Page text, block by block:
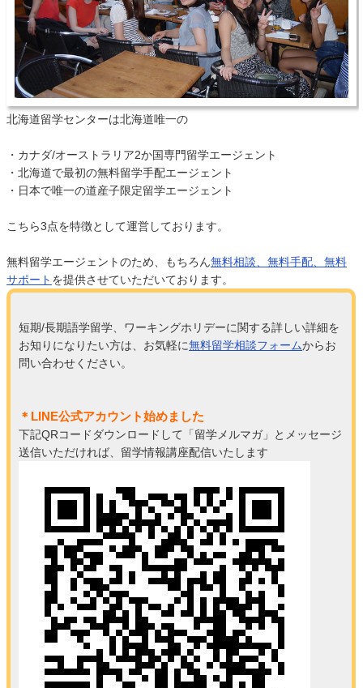
北海道留学センターは北海道唯一の
・カナダ/オーストラリア2か国専門留学エージェント
・北海道で最初の無料留学手配エージェント
・日本で唯一の道産子限定留学エージェント
こちら3点を特徴として運営しております。
無料留学エージェントのため、もちろん無料相談、無料手配、無料
サポート を提供させていただいております。
短期/長期語学留学、ワーキングホリデーに関する詳しい詳細を
お知りになりたい方は、お気軽に無料留学相談フォームからお
問い合わせください。
＊LINE公式アカウント始めました
下記QRコードダウンロードして「留学メルマガ」とメッセージ
送信いただければ、留学情報講座配信いたします